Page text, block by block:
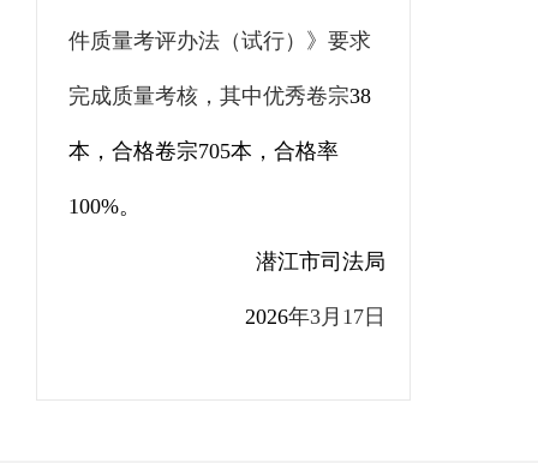
件质量考评办法（试行）》要求
完成质量考核，其中优秀卷宗38
本，合格卷宗705本，合格率
100%。
潜江市司法局
2026年3月 17 日